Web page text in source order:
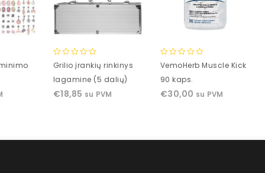
0
of
5
Grilio įrankių rinkinys
lagamine (5 dalių)
€18,85 su PVM
0
of
5
VemoHerb Muscle Kick
90 kaps.
€30,00 su PVM